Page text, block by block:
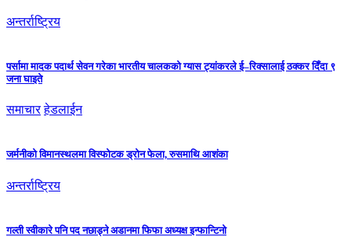
अन्तर्राष्ट्रिय
पर्सामा मादक पदार्थ सेवन गरेका भारतीय चालकको ग्यास ट्यांकरले ई–रिक्सालाई ठक्कर दिँदा ९
जना घाइते
समाचार हेडलाईन
जर्मनीको विमानस्थलमा विस्फोटक ड्रोन फेला, रुसमाथि आशंका
अन्तर्राष्ट्रिय
गल्ती स्वीकारे पनि पद नछाड्ने अडानमा फिफा अध्यक्ष इन्फान्टिनो